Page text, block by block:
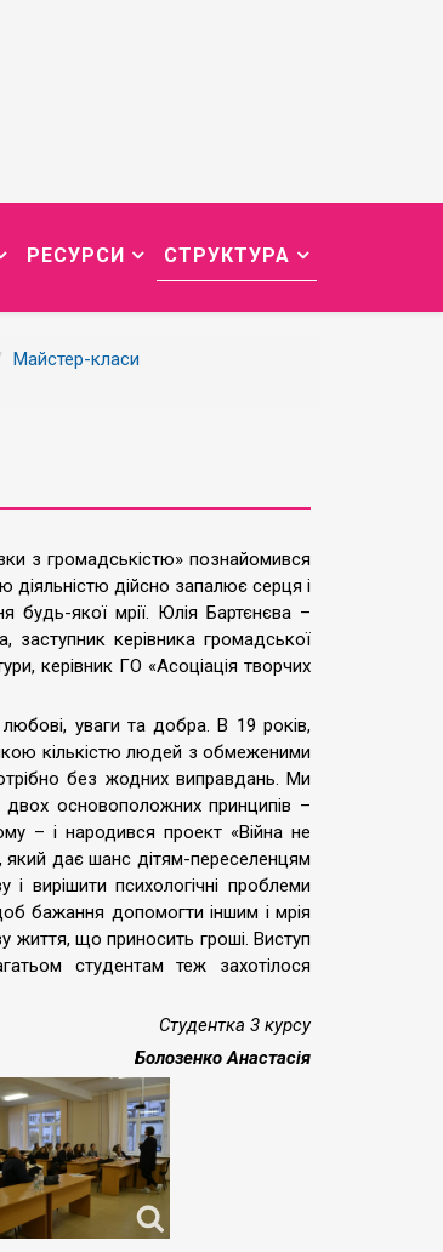
РЕСУРСИ СТРУКТУРА
Майстер-класи
з громадськістю» познайомився
дійсно запалює серця і
якої мрії. Юлія Бартєнєва –
заступник керівника громадської
керівник ГО «Асоціація творчих
уваги та добра. В 19 років,
кількістю людей з обмеженими
без жодних виправдань. Ми
двох основоположних принципів –
– і народився проект «Війна не
який дає шанс дітям-переселенцям
і вирішити психологічні проблеми
бажання допомогти іншим і мрія
життя, що приносить гроші. Виступ
студентам теж захотілося
Студентка 3 курсу
Болозенко Анастасія